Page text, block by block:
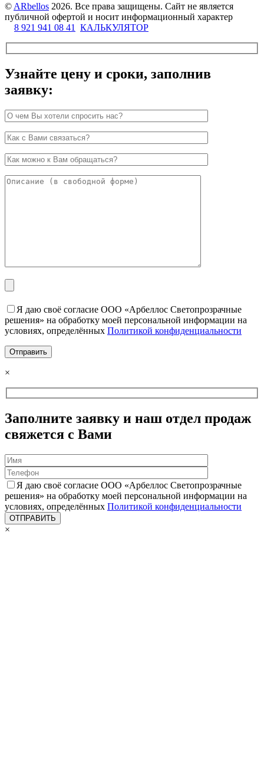
©ARbellos 2026. Все права защищены. Сайт не является
публичной офертой и носит информационный характер
8 921 941 08 41 КАЛЬКУЛЯТОР
Узнайте цену и сроки, заполнив
заявку:
Я даю своё согласие ООО «Арбеллос Светопрозрачные
решения» на обработку моей персональной информации на
условиях, определённых Политикой конфиденциальности
×
Заполните заявку и наш отдел продаж
свяжется с Вами
Я даю своё согласие ООО «Арбеллос Светопрозрачные
решения» на обработку моей персональной информации на
условиях, определённых Политикой конфиденциальности
×